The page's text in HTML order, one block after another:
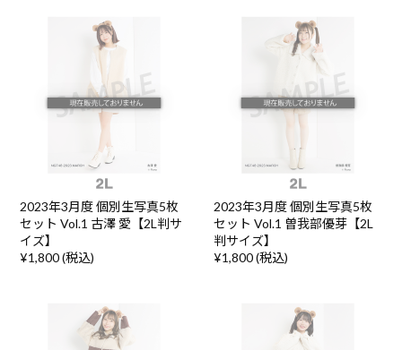
2023年3月度 個別生写真5枚
セット Vol.1 古澤 愛【2L判サ
イズ】
¥1,800 (税込)
2023年3月度 個別生写真5枚
セット Vol.1 曽我部優芽【2L
判サイズ】
¥1,800 (税込)